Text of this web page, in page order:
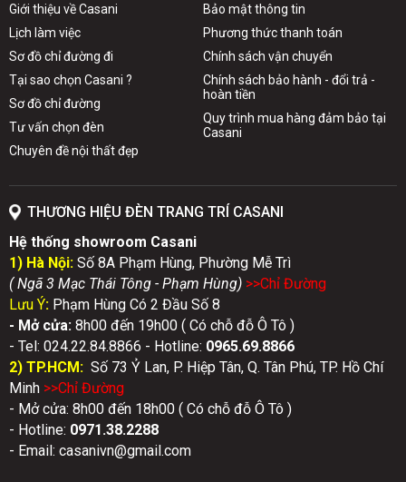
Giới thiệu về Casani
Lịch làm việc
Sơ đồ chỉ đường đi
Tại sao chọn Casani ?
Sơ đồ chỉ đường
Tư vấn chọn đèn
Chuyên đề nội thất đẹp
Bảo mật thông tin
Phương thức thanh toán
Chính sách vận chuyển
Chính sách bảo hành - đổi trả -
hoàn tiền
Quy trình mua hàng đảm bảo tại
Casani
THƯƠNG HIỆU ĐÈN TRANG TRÍ CASANI
Hệ thống showroom Casani
1) Hà Nội: Số 8A Phạm Hùng, Phường Mễ Trì
( Ngã 3 Mạc Thái Tông - Phạm Hùng) >>Chỉ Đường
Lưu Ý: Phạm Hùng Có 2 Đầu Số 8
- Mở cửa: 8h00 đến 19h00 ( Có chỗ đỗ Ô Tô )
- Tel: 024.22.84.8866 - Hotline: 0965.69.8866
2) TP.HCM: Số 73 Ỷ Lan, P. Hiệp Tân, Q. Tân Phú, TP. Hồ Chí
Minh >>Chỉ Đường
- Mở cửa: 8h00 đến 18h00 ( Có chỗ đỗ Ô Tô )
- Hotline: 0971.38.2288
- Email: casanivn@gmail.com